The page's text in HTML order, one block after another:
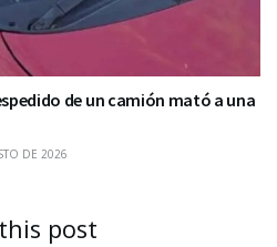
de un camión mató a una
DE 2026
post